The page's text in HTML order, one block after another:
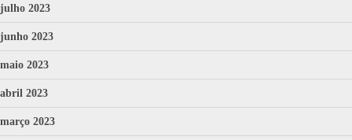
julho 2023
junho 2023
maio 2023
abril 2023
março 2023